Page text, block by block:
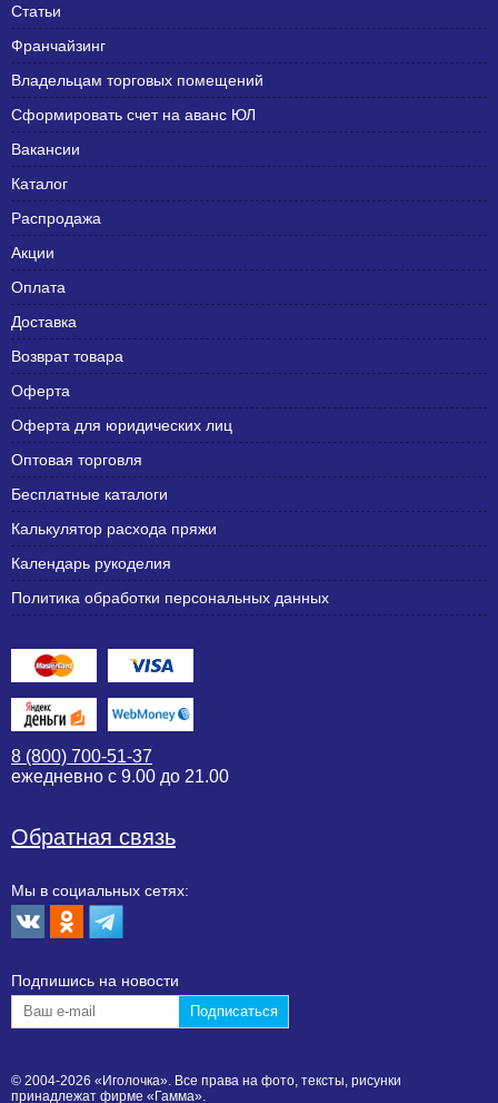
Статьи
Франчайзинг
Владельцам торговых помещений
Сформировать счет на аванс ЮЛ
Вакансии
Каталог
Распродажа
Акции
Оплата
Доставка
Возврат товара
Оферта
Оферта для юридических лиц
Оптовая торговля
Бесплатные каталоги
Калькулятор расхода пряжи
Календарь рукоделия
Политика обработки персональных данных
8 (800) 700-51-37
ежедневно с 9.00 до 21.00
Обратная связь
Мы в социальных сетях:
Подпишиcь на новости
© 2004-2026 «Иголочка». Все права на фото, тексты, рисунки
принадлежат фирме «Гамма».